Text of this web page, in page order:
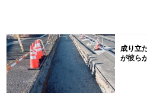
成り立
が彼ら